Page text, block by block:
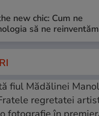
new chic: Cum ne
să ne reinventăm